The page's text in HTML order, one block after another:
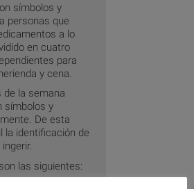
símbolos y
personas que
a lo
en cuatro
para
y cena.
de la semana
símbolos y
De esta
la identificación de
las siguientes: